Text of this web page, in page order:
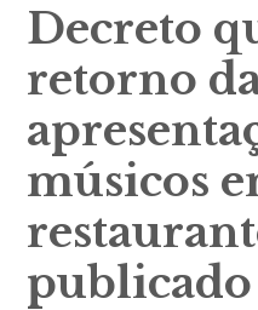
Decreto
retorno
músicos
publicado